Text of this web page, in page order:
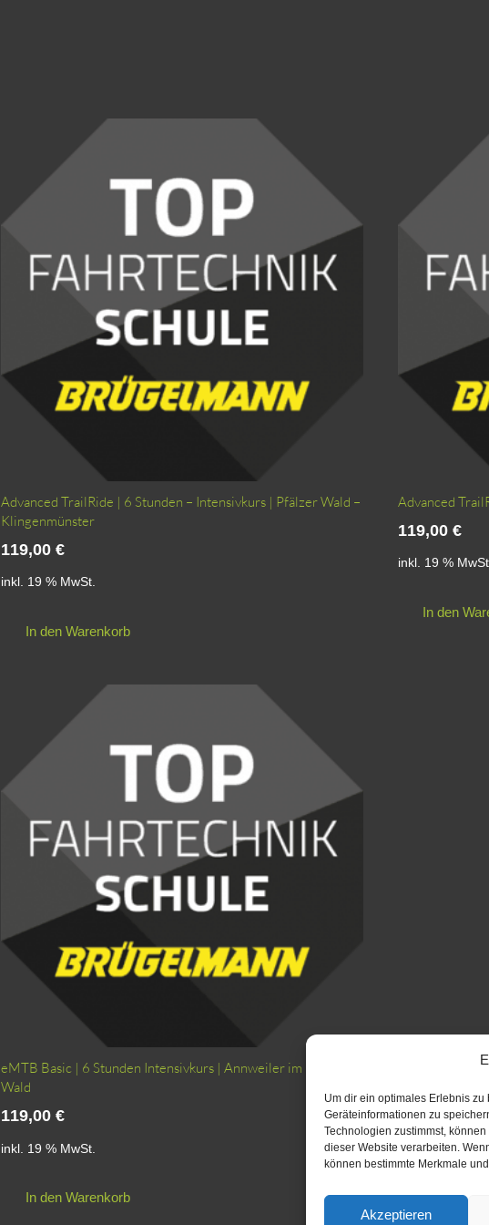
Um dir ein optimales Erlebnis
Geräteinformationen zu
Technologien zustimmst,
dieser Website verarbeiten.
können bestimmte Merkmale
Akzeptieren
Advanced TrailRide | 6 Stunden – Intensivkurs | Pfälzer Wald –
Klingenmünster
119,00 €
inkl. 19 % MwSt.
In den Warenkorb
Advanced
119,00 €
inkl. 19 %
In den
eMTB Basic | 6 Stunden Intensivkurs | Annweiler im Pfälzer
Wald
119,00 €
inkl. 19 % MwSt.
In den Warenkorb